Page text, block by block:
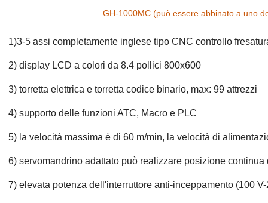
GH-1000MC (può essere abbinato a uno
1)3-5 assi completamente inglese tipo CNC controllo
2) display LCD a colori da 8.4 pollici 800x600
3) torretta elettrica e torretta codice binario, max: 99 attrezzi
4) supporto delle funzioni ATC, Macro e PLC
5) la velocità massima è di 60 m/min, la velocità di
6) servomandrino adattato può realizzare posizione
7) elevata potenza dell'interruttore anti-inceppamento (100